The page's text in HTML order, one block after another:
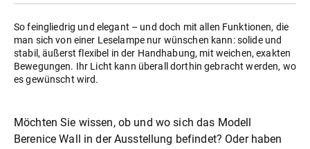
So feingliedrig und elegant – und doch mit allen Funktionen, die
man sich von einer Leselampe nur wünschen kann: solide und
stabil, äußerst flexibel in der Handhabung, mit weichen, exakten
Bewegungen. Ihr Licht kann überall dorthin gebracht werden, wo
es gewünscht wird.
Möchten Sie wissen, ob und wo sich das Modell
Berenice Wall in der Ausstellung befindet? Oder haben